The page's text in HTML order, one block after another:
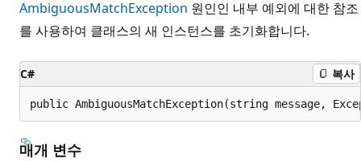
AmbiguousMatchException 원인인 내부 예외에 대한 참조
를 사용하여 클래스의 새 인스턴스를 초기화합니다.
C# 복사
public AmbiguousMatchException(string message,
매개 변수